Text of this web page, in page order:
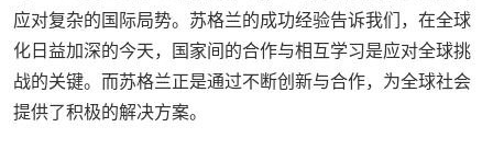
应对复杂的国际局势。苏格兰的成功经验告诉我们，在全球
化日益加深的今天，国家间的合作与相互学习是应对全球挑
战的关键。而苏格兰正是通过不断创新与合作，为全球社会
提供了积极的解决方案。